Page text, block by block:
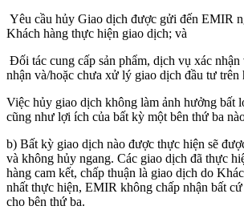
Yêu cầu hủy Giao dịch được gửi đến EMIR
Khách hàng thực hiện giao dịch; và
Đối tác cung cấp sản phẩm, dịch vụ xác
nhận và/hoặc chưa xử lý giao dịch đầu tư trên
Việc hủy giao dịch không làm ảnh hưởng bất
cũng như lợi ích của bất kỳ một bên thứ ba
b) Bất kỳ giao dịch nào được thực hiện sẽ
và không hủy ngang. Các giao dịch đã thực
hàng cam kết, chấp thuận là giao dịch do
nhất thực hiện, EMIR không chấp nhận bất
cho bên thứ ba.